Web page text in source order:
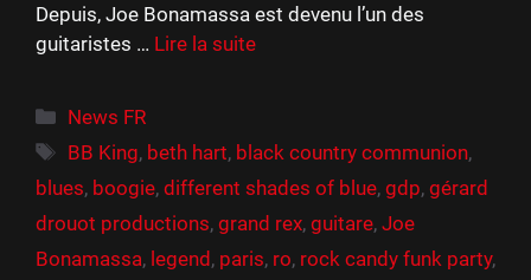
Depuis, Joe Bonamassa est devenu l’un des
guitaristes … Lire la suite
Catégories
News FR
Étiquettes
BB King, beth hart, black country communion,
blues, boogie, different shades of blue, gdp, gérard
drouot productions, grand rex, guitare, Joe
Bonamassa, legend, paris, ro, rock candy funk party,